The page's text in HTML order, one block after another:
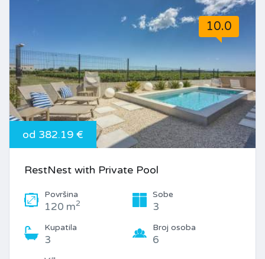
10.0
od 382.19 €
RestNest with Private Pool
Površina
120 m2
Sobe
3
Kupatila
3
Broj osoba
6